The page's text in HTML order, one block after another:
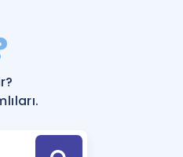
Hesaplama Aracı
için Öneriler
Tek Takvimde
Hoca ile seni sınava